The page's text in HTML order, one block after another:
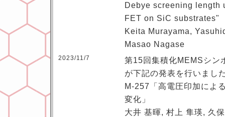
Debye screening length
FET on SiC substrates"
Keita Murayama,
Masao Nagase
2023/11/7
第15回集積化MEMSシン
が下記の発表を行いまし
M-257「高電圧印加によ
変化」
大井 基暉, 村上 隼瑛, 久